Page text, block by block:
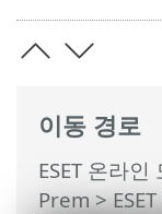
이동 경로
ESET 온라인
Prem>